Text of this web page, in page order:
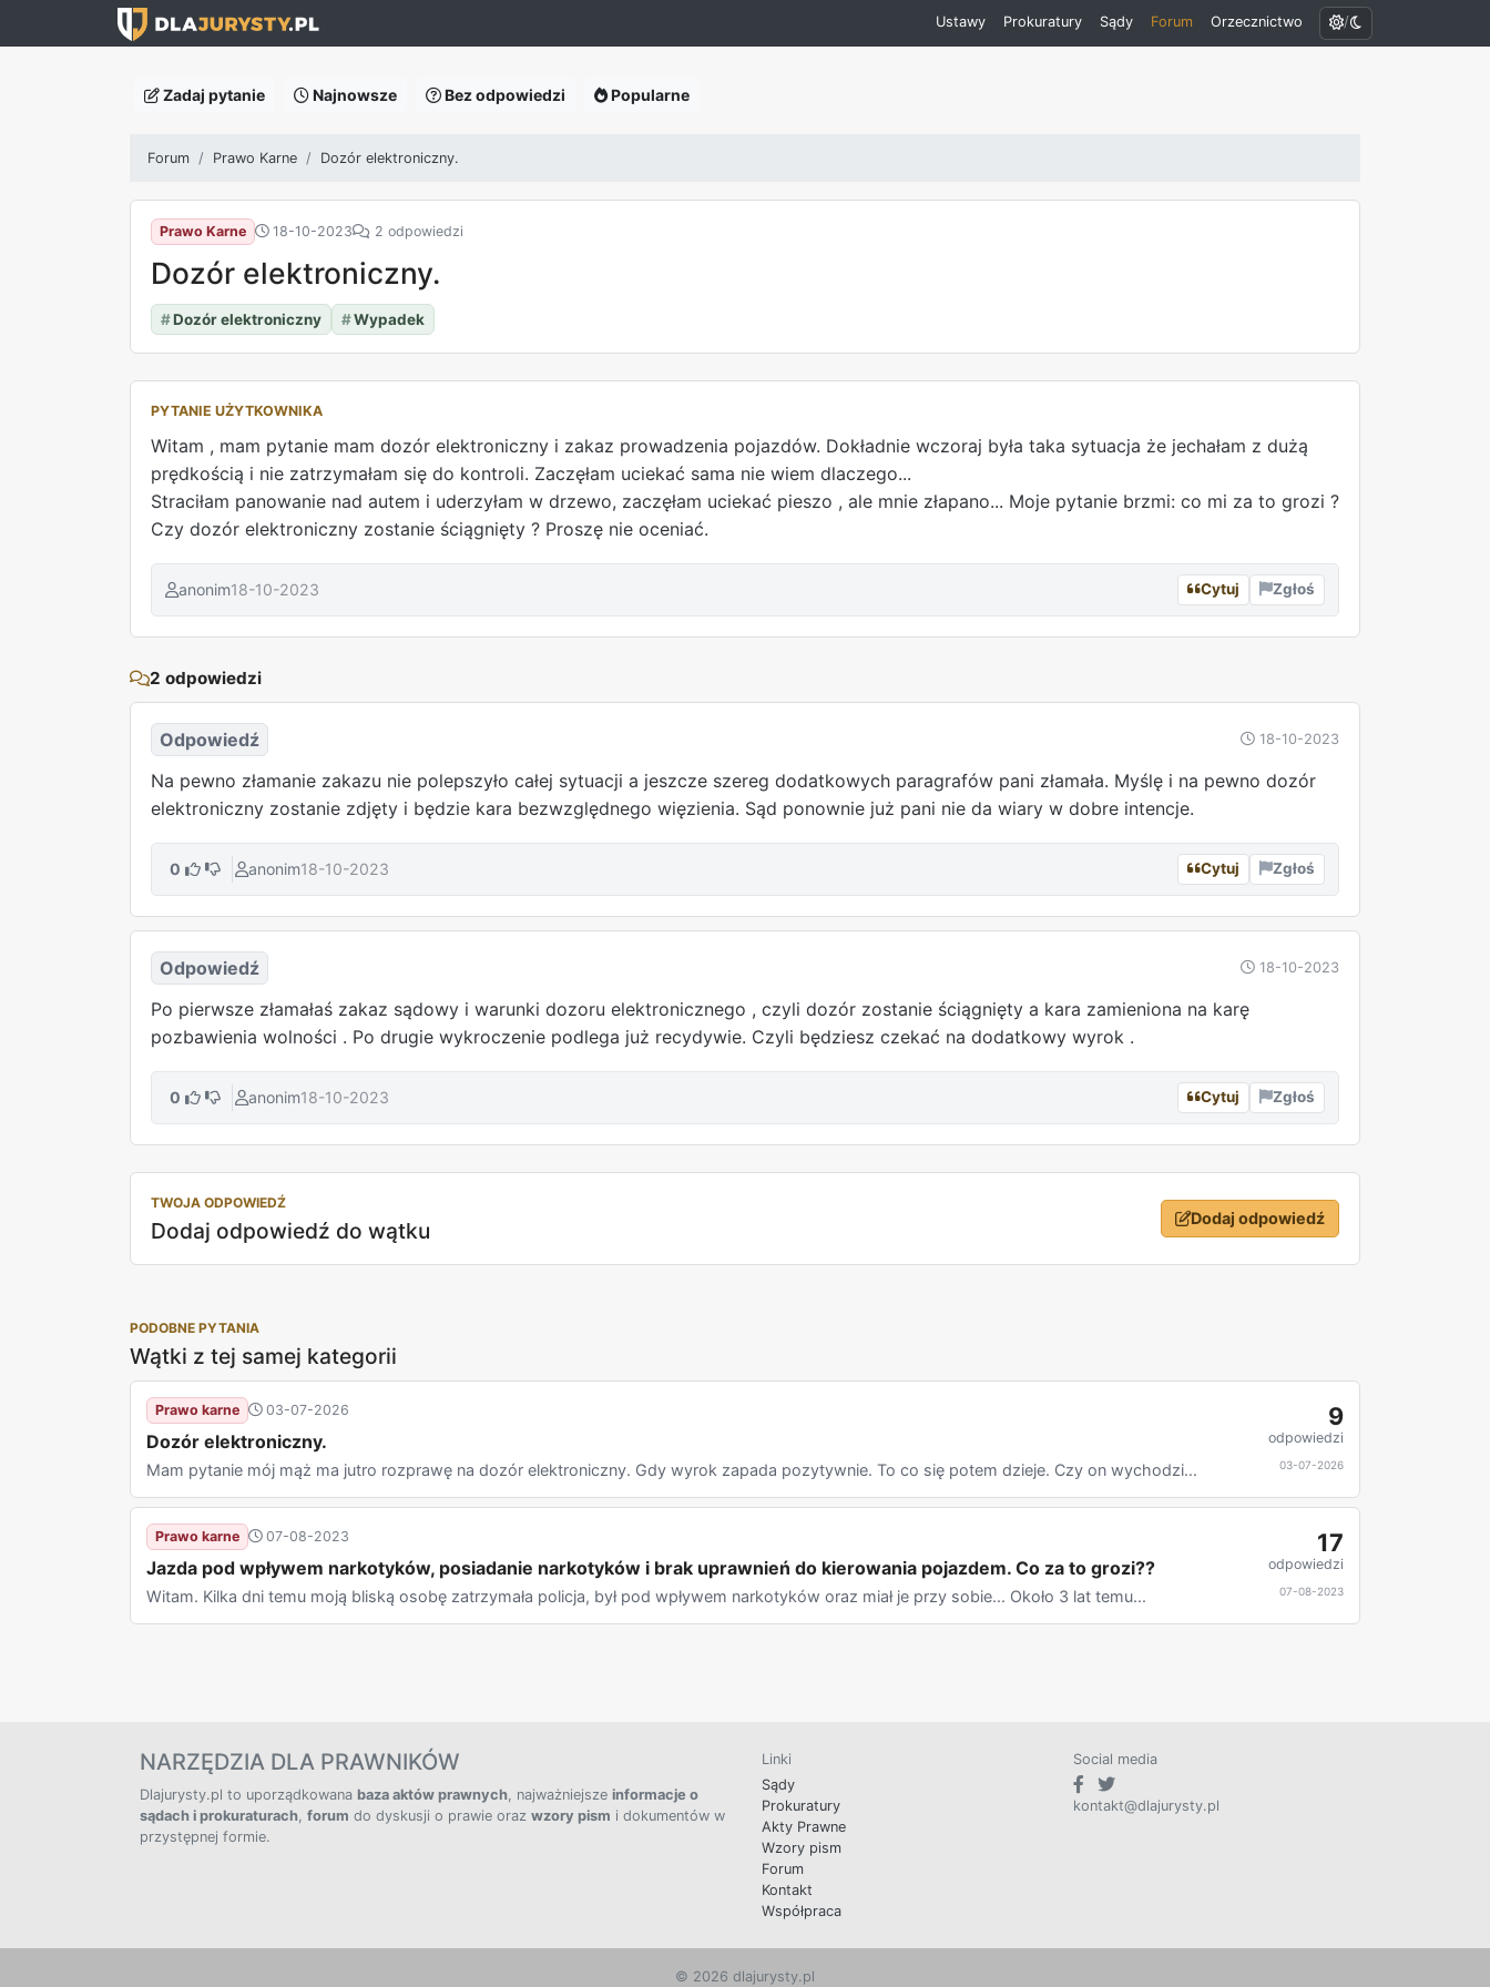
Ustawy Prokuratury Sądy Forum Orzecznictwo /
Zadaj pytanie Najnowsze Bez odpowiedzi Popularne
Forum Prawo Karne Dozór elektroniczny.
Prawo Karne 18-10-2023 2 odpowiedzi
Dozór elektroniczny.
#Dozór elektroniczny #Wypadek
PYTANIE UŻYTKOWNIKA
Witam , mam pytanie mam dozór elektroniczny i zakaz prowadzenia pojazdów. Dokładnie wczoraj była taka sytuacja że jechałam z dużą
prędkością i nie zatrzymałam się do kontroli. Zaczęłam uciekać sama nie wiem dlaczego...
Straciłam panowanie nad autem i uderzyłam w drzewo, zaczęłam uciekać pieszo , ale mnie złapano... Moje pytanie brzmi: co mi za to grozi ?
Czy dozór elektroniczny zostanie ściągnięty ? Proszę nie oceniać.
anonim18-10-2023 Cytuj Zgłoś
2 odpowiedzi
Odpowiedź 18-10-2023
Na pewno złamanie zakazu nie polepszyło całej sytuacji a jeszcze szereg dodatkowych paragrafów pani złamała. Myślę i na pewno dozór
elektroniczny zostanie zdjęty i będzie kara bezwzględnego więzienia. Sąd ponownie już pani nie da wiary w dobre intencje.
0 anonim18-10-2023 Cytuj Zgłoś
Odpowiedź 18-10-2023
Po pierwsze złamałaś zakaz sądowy i warunki dozoru elektronicznego , czyli dozór zostanie ściągnięty a kara zamieniona na karę
pozbawienia wolności . Po drugie wykroczenie podlega już recydywie. Czyli będziesz czekać na dodatkowy wyrok .
0 anonim18-10-2023 Cytuj Zgłoś
TWOJA ODPOWIEDŹ
Dodaj odpowiedź do wątku Dodaj odpowiedź
PODOBNE PYTANIA
Wątki z tej samej kategorii
Prawo karne 03-07-2026
Dozór elektroniczny.
Mam pytanie mój mąż ma jutro rozprawę na dozór elektroniczny. Gdy wyrok zapada pozytywnie. To co się potem dzieje. Czy on wychodzi...
9
odpowiedzi
03-07-2026
Prawo karne 07-08-2023
Jazda pod wpływem narkotyków, posiadanie narkotyków i brak uprawnień do kierowania pojazdem. Co za to grozi??
Witam. Kilka dni temu moją bliską osobę zatrzymała policja, był pod wpływem narkotyków oraz miał je przy sobie... Około 3 lat temu...
17
odpowiedzi
07-08-2023
NARZĘDZIA DLA PRAWNIKÓW
Dlajurysty.pl to uporządkowana baza aktów prawnych, najważniejsze informacje o
sądach i prokuraturach, forum do dyskusji o prawie oraz wzory pism i dokumentów w
przystępnej formie.
Linki
Sądy
Prokuratury
Akty Prawne
Wzory pism
Forum
Kontakt
Współpraca
Social media
kontakt@dlajurysty.pl
© 2026 dlajurysty.pl